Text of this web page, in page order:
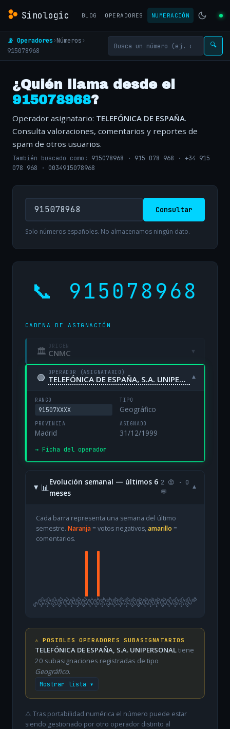
Sinologic BLOG OPERADORES NUMERACIÓN
📡 Operadores›Números›
915078968
🔍
¿Quién llama desde el
915078968?
Operador asignatario: TELEFÓNICA DE ESPAÑA.
Consulta valoraciones, comentarios y reportes de
spam de otros usuarios.
También buscado como: 915078968 · 915 078 968 · +34 915
078 968 · 0034915078968
Consultar
Solo números españoles. No almacenamos ningún dato.
📞 915078968
CADENA DE ASIGNACIÓN
🏛 ORIGEN
CNMC ▾
🟢 OPERADOR (ASIGNATARIO)
TELEFÓNICA DE ESPAÑA, S.A. UNIPERSONAL ▾
RANGO
91507XXXX
TIPO
Geográfico
PROVINCIA
Madrid
ASIGNADO
31/12/1999
→ Ficha del operador
📊
Evolución semanal — últimos 6
meses
2 😡 · 0
💬
▾
Cada barra representa una semana del último
semestre. Naranja= votos negativos, amarillo =
comentarios.
09/02
16/0223/0202/0309/0316/0323/0330/0306/0413/0420/0427/0404/0511/0518/0525/0501/0608/0615/0622/0629/0606/0713/0720/0727/07
03/08
⚠️ POSIBLES OPERADORES SUBASIGNATARIOS
TELEFÓNICA DE ESPAÑA, S.A. UNIPERSONALtiene
20 subasignaciones registradas de tipo
Geográfico.
Mostrar lista ▾
⚠️ Tras portabilidad numérica el número puede estar
siendo gestionado por otro operador distinto al